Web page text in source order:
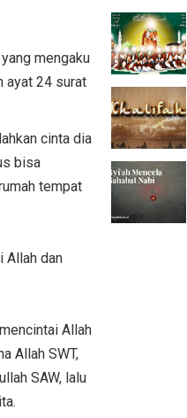
mengaku
ayat 24 surat
cinta dia
bisa
tempat
Allah dan
Allah
Allah SWT,
SAW, lalu